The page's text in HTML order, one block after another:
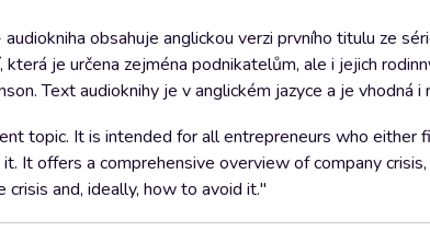
obsahuje anglickou verzi prvního titulu ze
která je určena zejména podnikatelům, ale i jejich
Text audioknihy je v anglickém jazyce a je vhodná i
topic. It is intended for all entrepreneurs who either
It offers a comprehensive overview of company
and, ideally, how to avoid it."